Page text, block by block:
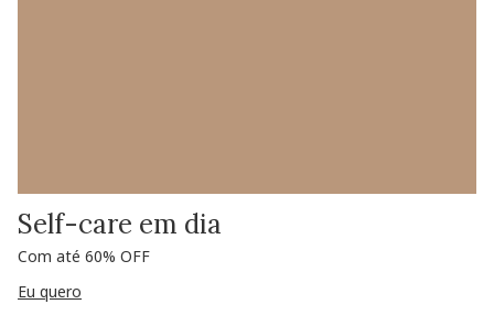
Self-care em dia
Com até 60% OFF
Eu quero